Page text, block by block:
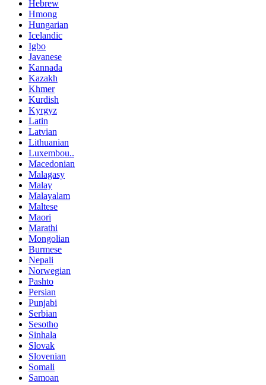
Hebrew
Hmong
Hungarian
Icelandic
Igbo
Javanese
Kannada
Kazakh
Khmer
Kurdish
Kyrgyz
Latin
Latvian
Lithuanian
Luxembou..
Macedonian
Malagasy
Malay
Malayalam
Maltese
Maori
Marathi
Mongolian
Burmese
Nepali
Norwegian
Pashto
Persian
Punjabi
Serbian
Sesotho
Sinhala
Slovak
Slovenian
Somali
Samoan